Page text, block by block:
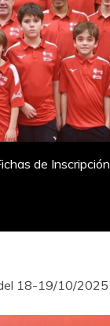
de Inscripción
del 18-19/10/2025